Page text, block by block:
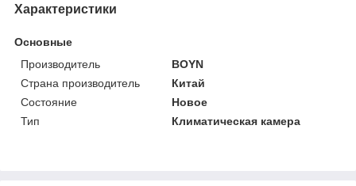
Характеристики
Основные
Производитель
BOYN
Страна производитель
Китай
Состояние
Новое
Тип
Климатическая камера